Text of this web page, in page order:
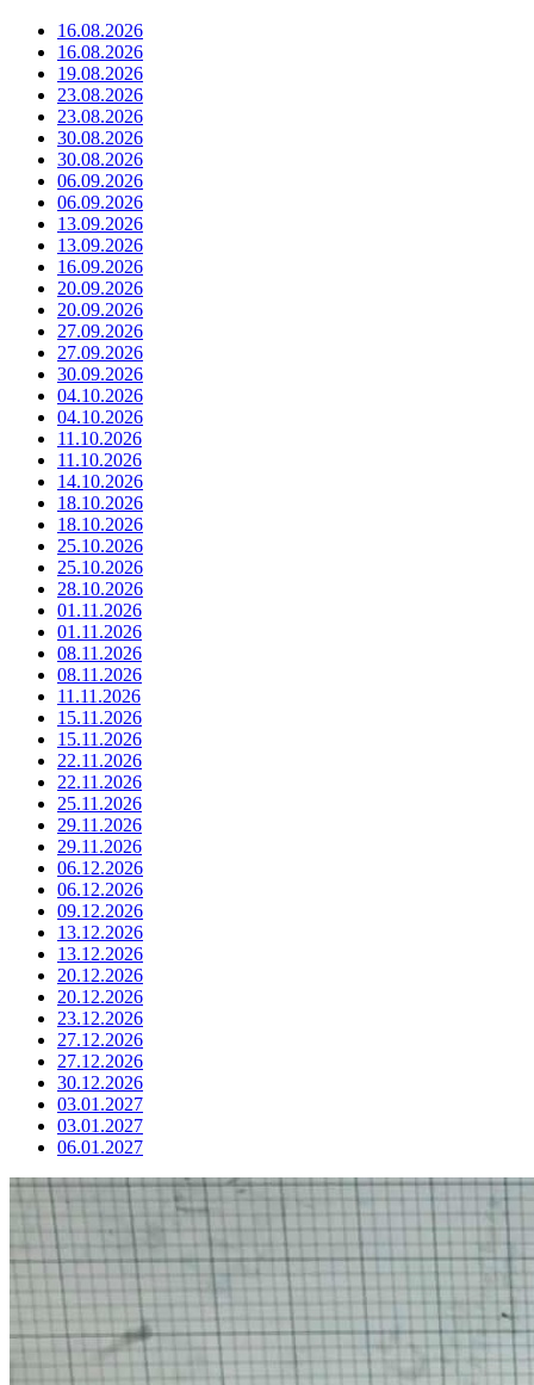
16.08.2026
16.08.2026
19.08.2026
23.08.2026
23.08.2026
30.08.2026
30.08.2026
06.09.2026
06.09.2026
13.09.2026
13.09.2026
16.09.2026
20.09.2026
20.09.2026
27.09.2026
27.09.2026
30.09.2026
04.10.2026
04.10.2026
11.10.2026
11.10.2026
14.10.2026
18.10.2026
18.10.2026
25.10.2026
25.10.2026
28.10.2026
01.11.2026
01.11.2026
08.11.2026
08.11.2026
11.11.2026
15.11.2026
15.11.2026
22.11.2026
22.11.2026
25.11.2026
29.11.2026
29.11.2026
06.12.2026
06.12.2026
09.12.2026
13.12.2026
13.12.2026
20.12.2026
20.12.2026
23.12.2026
27.12.2026
27.12.2026
30.12.2026
03.01.2027
03.01.2027
06.01.2027